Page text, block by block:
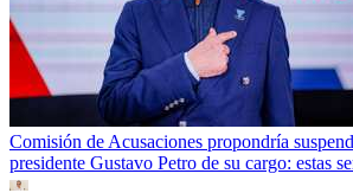
Comisión de Acusaciones propondría
presidente Gustavo Petro de su cargo: estas